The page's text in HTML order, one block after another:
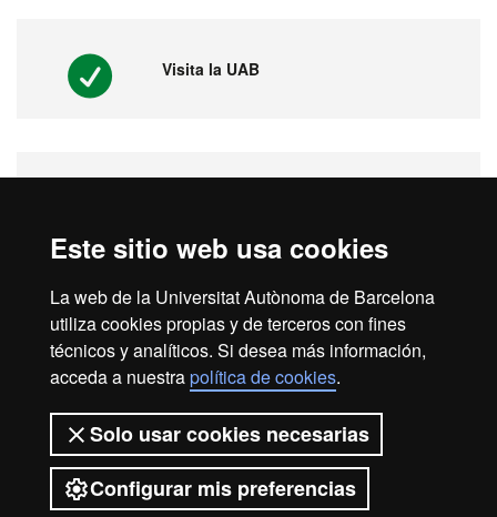
Este sitio web usa cookies
La web de la Universitat Autònoma de Barcelona
utiliza cookies propias y de terceros con fines
técnicos y analíticos. Si desea más información,
acceda a nuestrapolítica de cookies.
Solo usar cookies necesarias
Configurar mis preferencias
Visita la UAB
1ª universidad en España y 149 del
mundo
2026 Universitat Autònoma de